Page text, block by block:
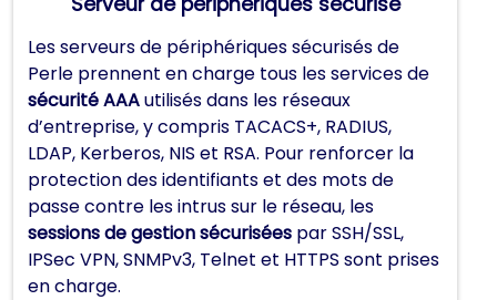
Les serveurs de périphériques sécurisés de
Perle prennent en charge tous les services de
sécurité AAAutilisés dans les réseaux
d’entreprise, y compris TACACS+, RADIUS,
LDAP, Kerberos, NIS et RSA. Pour renforcer la
protection des identifiants et des mots de
passe contre les intrus sur le réseau, les
sessions de gestion sécurisées par SSH/SSL,
IPSec VPN, SNMPv3, Telnet et HTTPS sont prises
en charge.